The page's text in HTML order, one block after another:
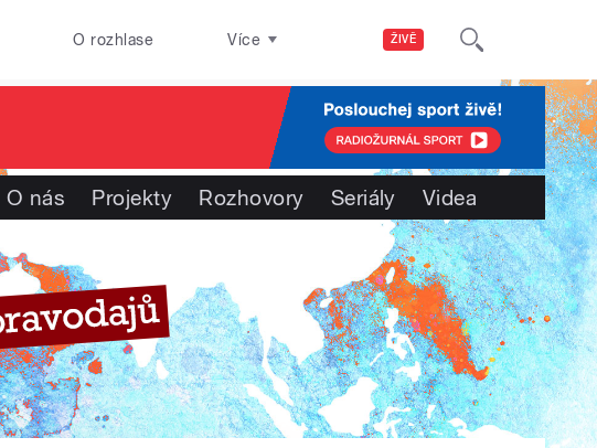
ŽIVĚ
O rozhlase Více
O nás Projekty Rozhovory Seriály Videa